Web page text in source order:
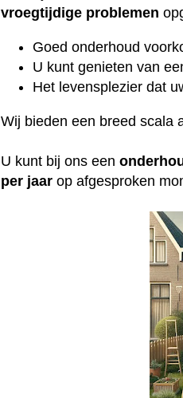
vroegtijdige problemen
Goed onderhoud
U kunt genieten van
Het levensplezier dat
Wij bieden een breed scala
U kunt bij ons een
per jaar op afgesproken